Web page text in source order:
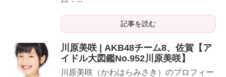
記事を読む
川原美咲 | AKB48チーム8、佐賀【ア
イドル大図鑑No.952川原美咲】
川原美咲（かわはらみさき）のプロフィー